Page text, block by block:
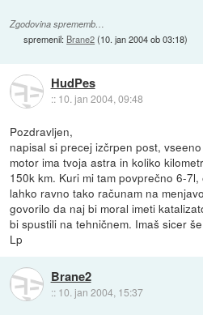
Zgodovina sprememb…
spremenil: Brane2(10. jan 2004 ob 03:18)
HudPes
:: 10. jan 2004, 09:48
Pozdravljen,
napisal si precej izčrpen post,
motor ima tvoja astra in koliko
150k km. Kuri mi tam povprečno 6-
lahko ravno tako računam na
govorilo da naj bi moral imeti
bi spustili na tehničnem. Imaš sicer
Lp
Brane2
:: 10. jan 2004, 15:37